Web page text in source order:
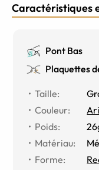
Caractéristiques
Pont Bas
Plaquettes
Taille:
Couleur:
Poids:
Matériau:
Forme: